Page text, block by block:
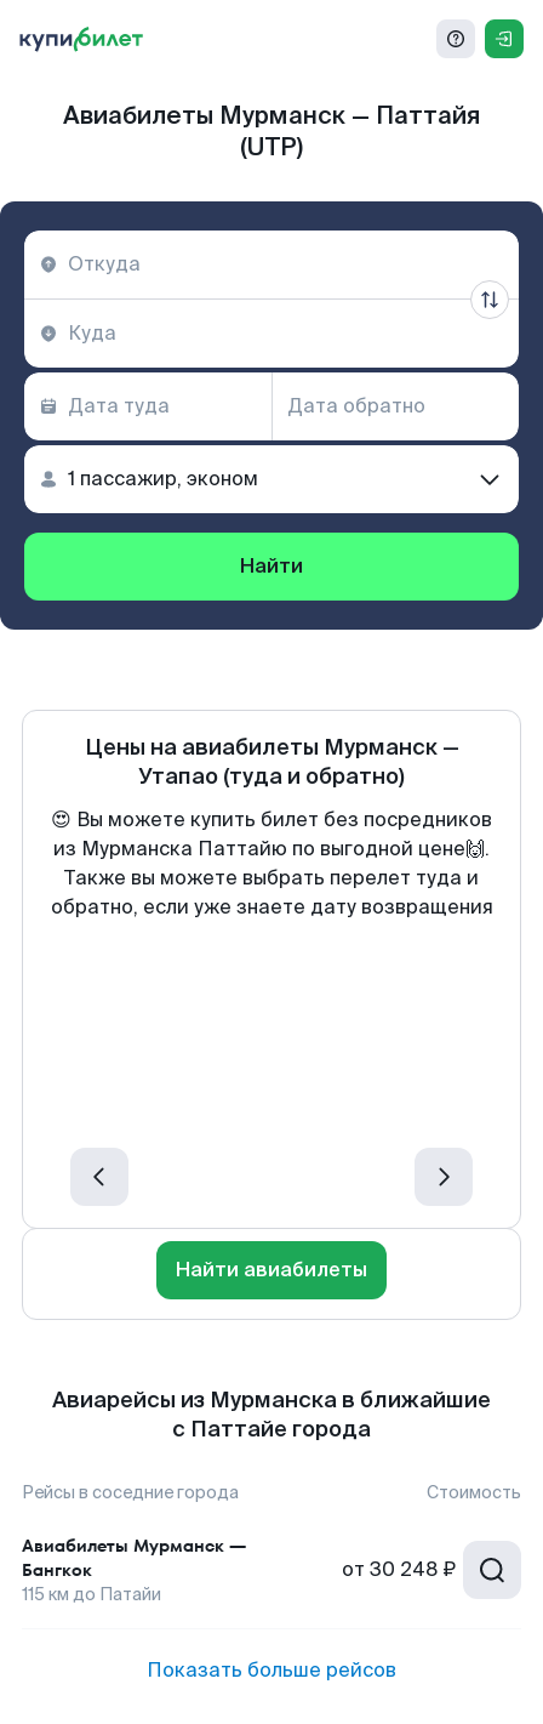
Авиабилеты Мурманск — Паттайя
(UTP)
Найти
Цены на авиабилеты Мурманск—
Утапао (туда и обратно)
😍 Вы можете купить билет без посредников
из Мурманска Паттайю по выгодной цене🙌.
Также вы можете выбрать перелет туда и
обратно, если уже знаете дату возвращения
Найти авиабилеты
Авиарейсы из Мурманска в ближайшие
с Паттайе города
Рейсы в соседние города Стоимость
Авиабилеты Мурманск —
Бангкок
115 км до Патайи
от 30 248 ₽
Показать больше рейсов